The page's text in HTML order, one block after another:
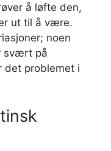
å løfte den,
ut til å være.
noen
svært på
det problemet i